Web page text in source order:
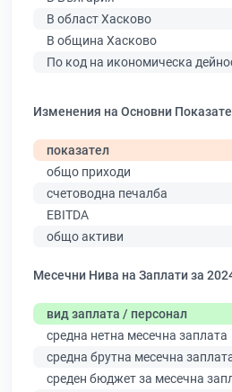
В област Хасково
В община Хасково
По код на икономическа
Изменения на Основни
показател
общо приходи
счетоводна печалба
EBITDA
общо активи
Месечни Нива на Заплати за
вид заплата / персонал
средна нетна месечна заплата
средна брутна месечна
среден бюджет за месечна